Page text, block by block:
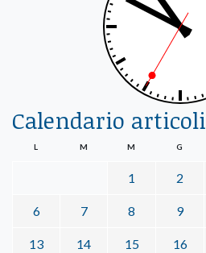
Calendario articoli
L M M G
1 2
6 7 8 9
13 14 15 16